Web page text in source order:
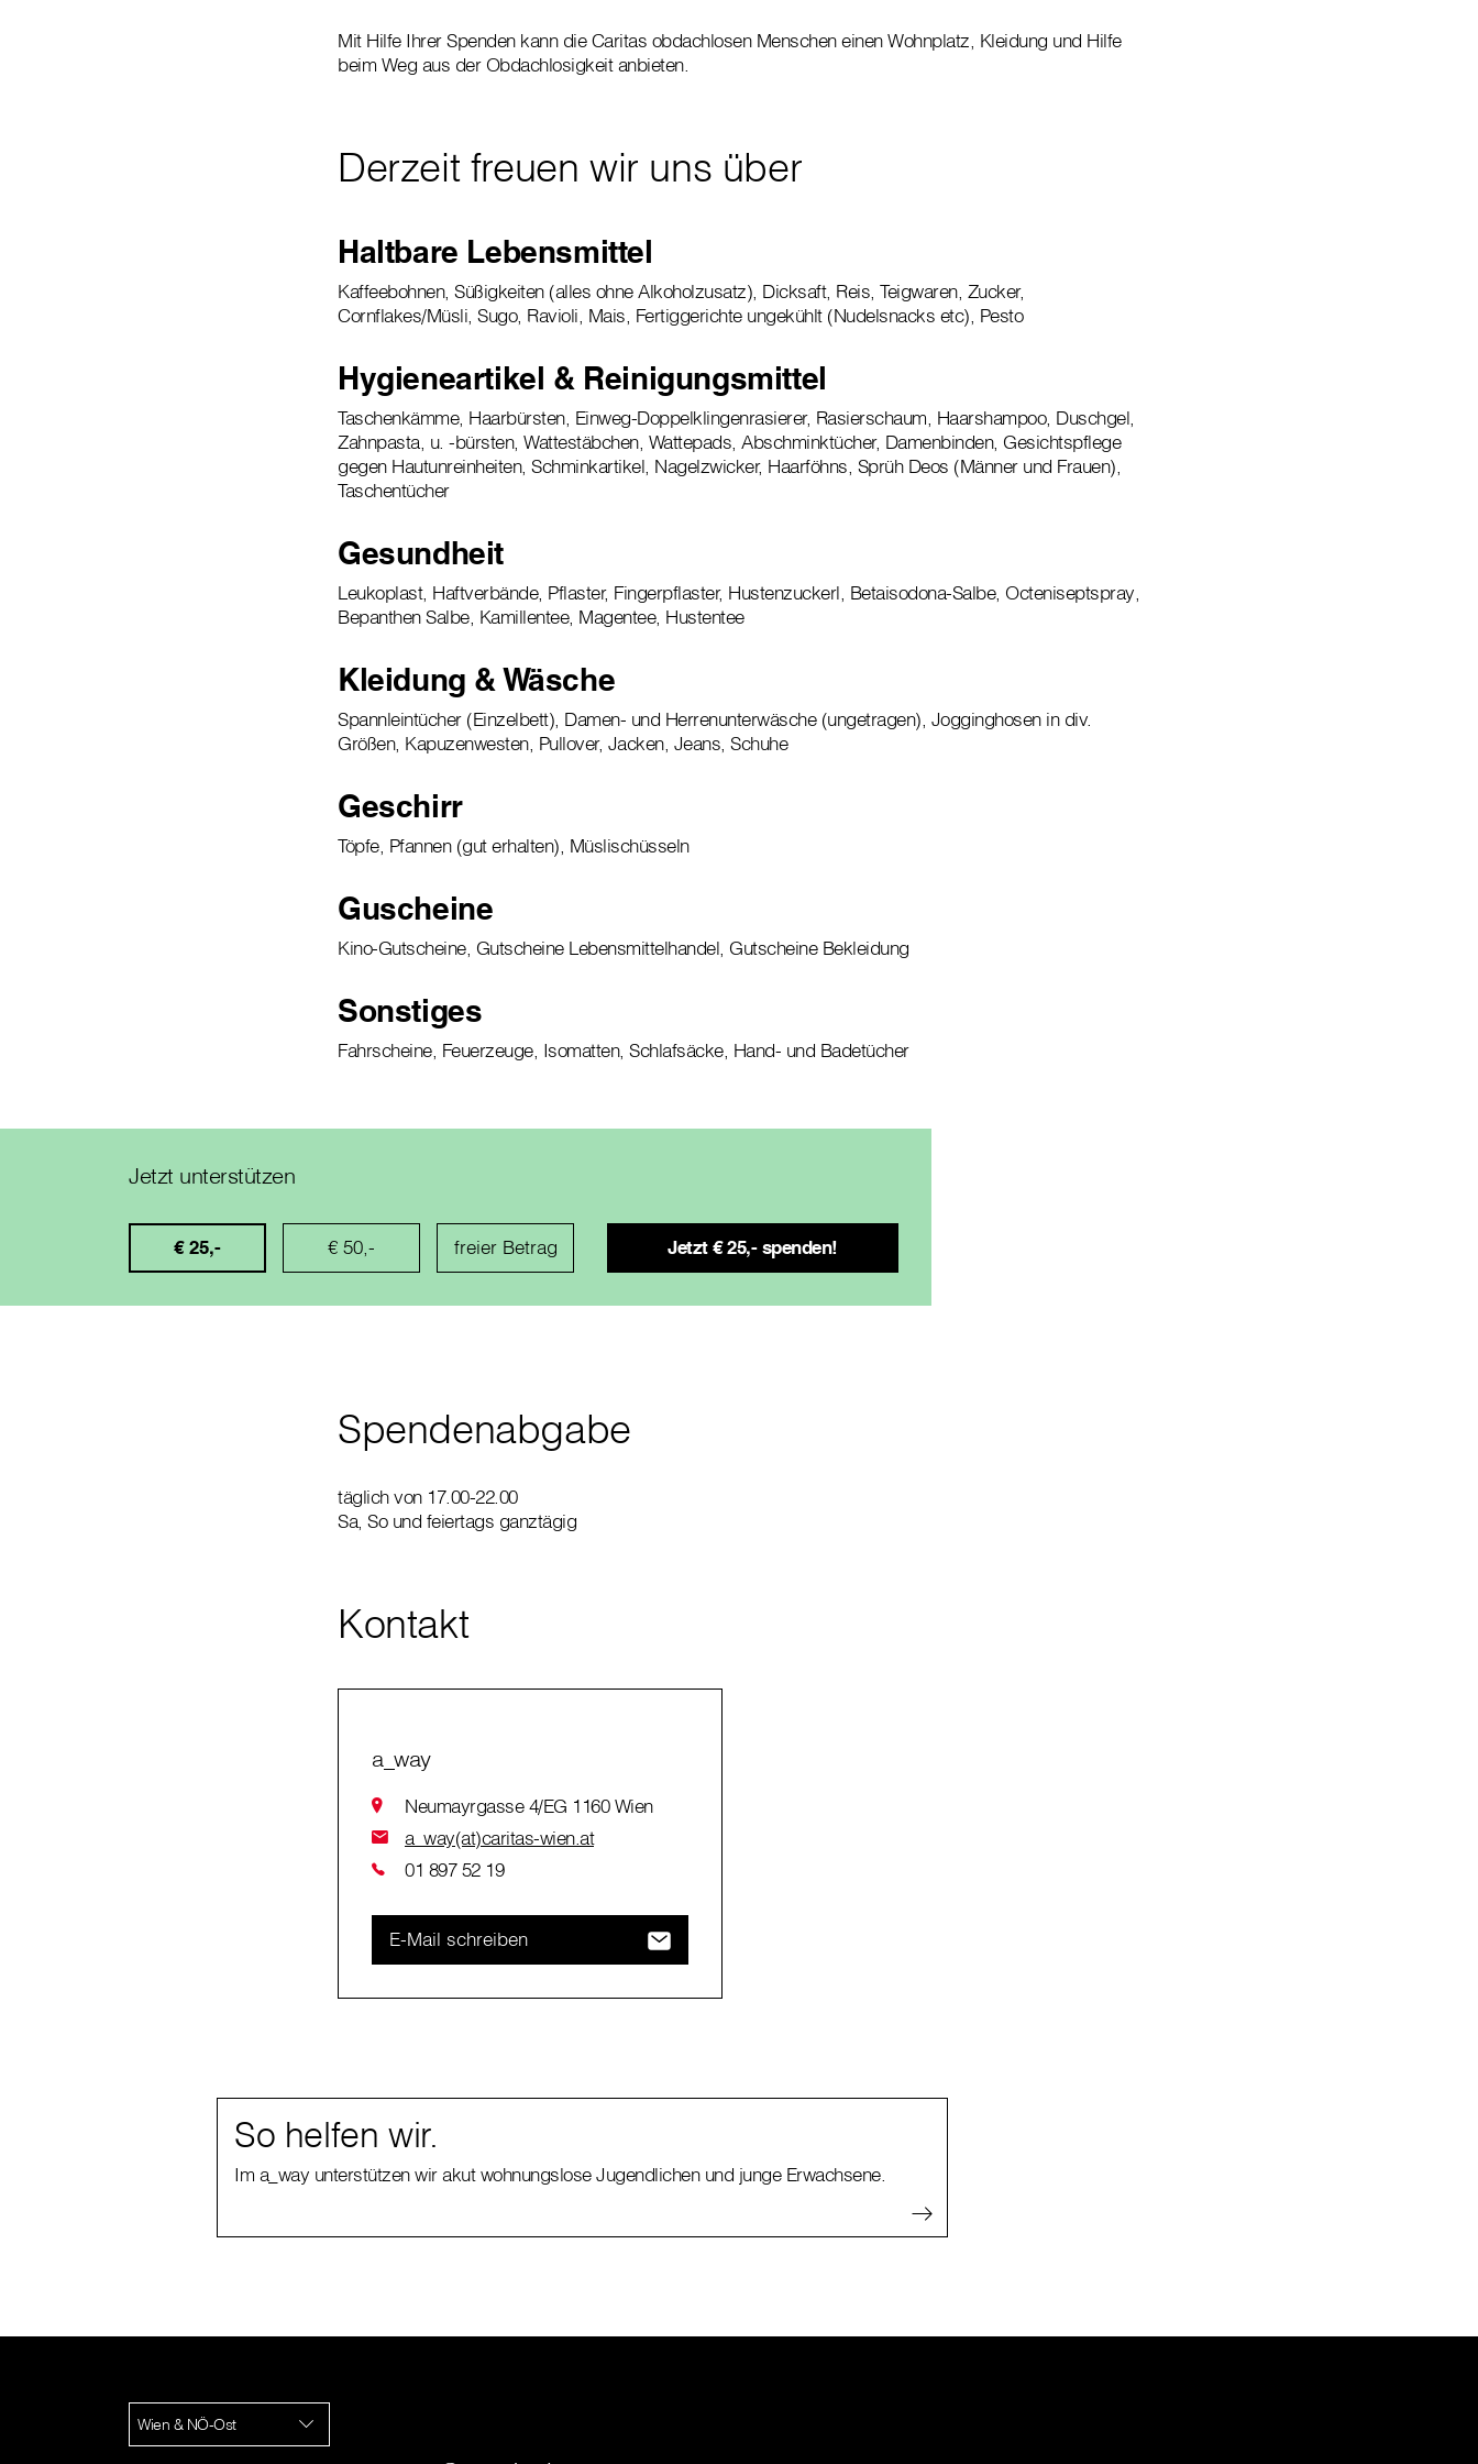
Mit Hilfe Ihrer Spenden kann die Caritas obdachlosen Menschen einen Wohnplatz, Kleidung und Hilfe
beim Weg aus der Obdachlosigkeit anbieten.
Derzeit freuen wir uns über
Haltbare Lebensmittel
Kaffeebohnen, Süßigkeiten (alles ohne Alkoholzusatz), Dicksaft, Reis, Teigwaren, Zucker,
Cornflakes/Müsli, Sugo, Ravioli, Mais, Fertiggerichte ungekühlt (Nudelsnacks etc), Pesto
Hygieneartikel & Reinigungsmittel
Taschenkämme, Haarbürsten, Einweg-Doppelklingenrasierer, Rasierschaum, Haarshampoo, Duschgel,
Zahnpasta, u. -bürsten, Wattestäbchen, Wattepads, Abschminktücher, Damenbinden, Gesichtspflege
gegen Hautunreinheiten, Schminkartikel, Nagelzwicker, Haarföhns, Sprüh Deos (Männer und Frauen),
Taschentücher
Gesundheit
Leukoplast, Haftverbände, Pflaster, Fingerpflaster, Hustenzuckerl, Betaisodona-Salbe, Octeniseptspray,
Bepanthen Salbe, Kamillentee, Magentee, Hustentee
Kleidung & Wäsche
Spannleintücher (Einzelbett), Damen- und Herrenunterwäsche (ungetragen), Jogginghosen in div.
Größen, Kapuzenwesten, Pullover, Jacken, Jeans, Schuhe
Geschirr
Töpfe, Pfannen (gut erhalten), Müslischüsseln
Guscheine
Kino-Gutscheine, Gutscheine Lebensmittelhandel, Gutscheine Bekleidung
Sonstiges
Fahrscheine, Feuerzeuge, Isomatten, Schlafsäcke, Hand- und Badetücher
Jetzt unterstützen
€ 25,- € 50,-
Spendenabgabe
täglich von 17.00-22.00
Sa, So und feiertags ganztägig
Kontakt
a_way
Neumayrgasse 4/EG 1160 Wien
a_way(at)caritas-wien.at
01 897 52 19
E-Mail schreiben
So helfen wir.
Im a_way unterstützen wir akut wohnungslose Jugendlichen und junge Erwachsene.
Wien & NÖ-Ost